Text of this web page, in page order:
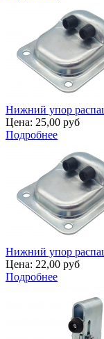
Нижний упор
Цена: 25,00 руб
Подробнее
Нижний упор
Цена: 22,00 руб
Подробнее